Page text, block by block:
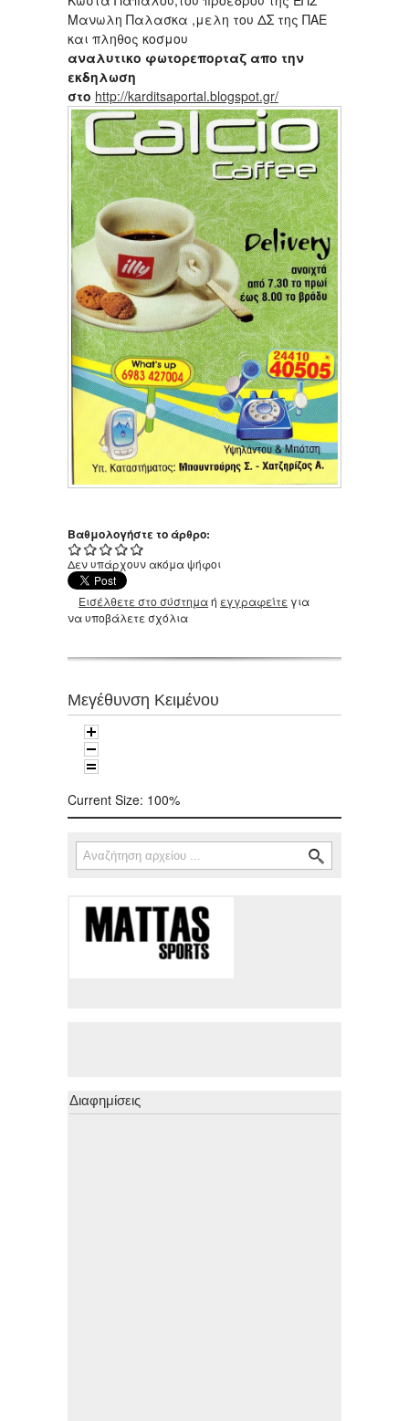
Μανωλη Παλασκα ,μελη του ΔΣ της ΠΑΕ
και πληθος κοσμου
αναλυτικο φωτορεπορταζ απο την
εκδηλωση
στο http://karditsaportal.blogspot.gr/
Βαθμολογήστε το άρθρο:
Δεν υπάρχουν ακόμα ψήφοι
Εισέλθετε στο σύστημαή εγγραφείτε για
να υποβάλετε σχόλια
Μεγέθυνση Κειμένου
Current Size: 100%
Φόρμα αναζήτησης
Αναζήτηση
Διαφημίσεις